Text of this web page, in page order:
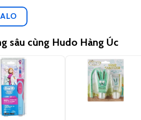
sâu cùng Hudo Hàng Úc